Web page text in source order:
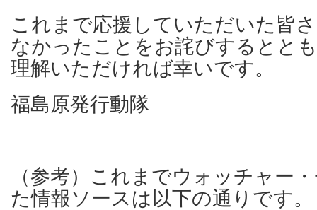
これまで応援していただいた皆
なかったことをお詫びするとと
理解いただければ幸いです。
福島原発行動隊
（参考）これまでウォッチャー
た情報ソースは以下の通りです。